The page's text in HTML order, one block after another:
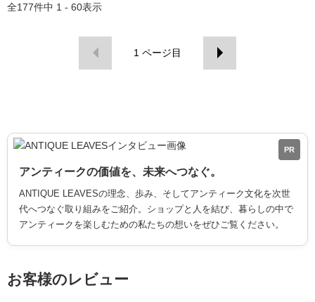
全177件中 1 - 60表示
1 ページ目
PR
アンティークの価値を、未来へつなぐ。
ANTIQUE LEAVESの理念、歩み、そしてアンティーク文化を次世
代へつなぐ取り組みをご紹介。ショップと人を結び、暮らしの中で
アンティークを楽しむための私たちの想いをぜひご覧ください。
お客様のレビュー